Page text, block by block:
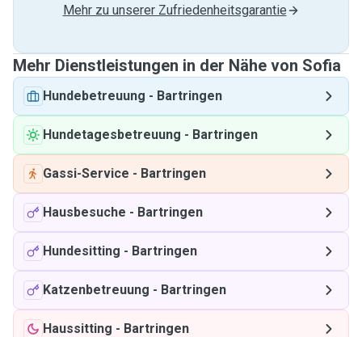
Mehr zu unserer Zufriedenheitsgarantie
Mehr Dienstleistungen in der Nähe von Sofia
Hundebetreuung - Bartringen
Hundetagesbetreuung - Bartringen
Gassi-Service - Bartringen
Hausbesuche - Bartringen
Hundesitting - Bartringen
Katzenbetreuung - Bartringen
Haussitting - Bartringen